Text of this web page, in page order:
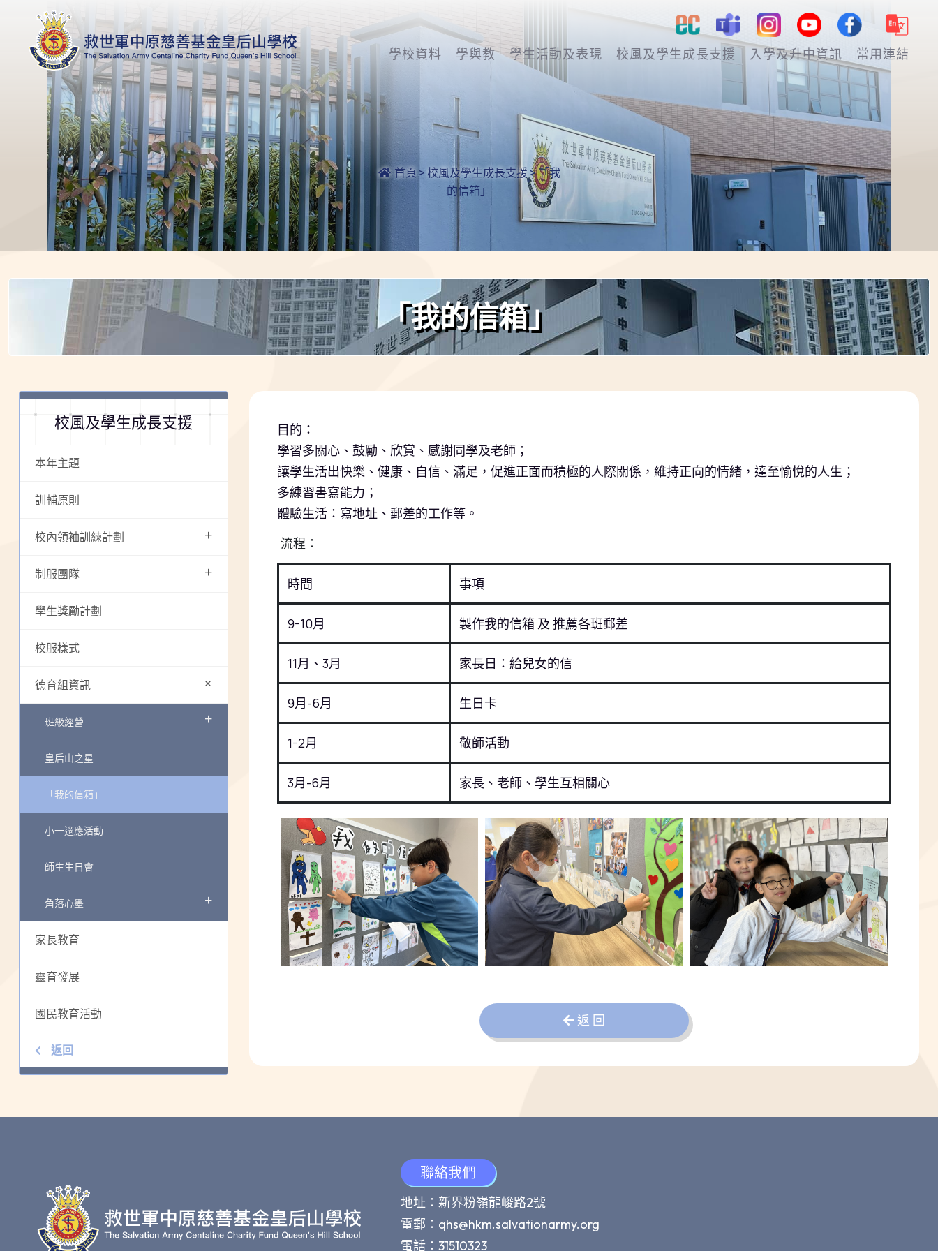
學校資料 學與教 學生活動及表現 校風及學生成長支援 入學及升中資訊 常用連結
首頁> 校風及學生成長支援 >「我
的信箱」
「我的信箱」
校風及學生成長支援
本年主題
訓輔原則
校內領袖訓練計劃 +
制服團隊 +
學生獎勵計劃
校服樣式
德育組資訊 +
班級經營 +
皇后山之星
「我的信箱」
小一適應活動
師生生日會
角落心墨 +
家長教育
靈育發展
國民教育活動
返回
目的：
學習多關心、鼓勵、欣賞、感謝同學及老師；
讓學生活出快樂、健康、自信、滿足，促進正面而積極的人際關係，維持正向的情緒，達至愉悅的人生；
多練習書寫能力；
體驗生活：寫地址、郵差的工作等。
流程：
時間 事項
9-10月 製作我的信箱 及 推薦各班郵差
11月 、3月 家長日：給兒女的信
9月-6月 生日卡
1-2月 敬師活動
3月-6月 家長、老師、學生互相關心
返 回
聯絡我們
地址：新界粉嶺龍峻路2號
電郵： qhs@hkm.salvationarmy.org
電話：31510323